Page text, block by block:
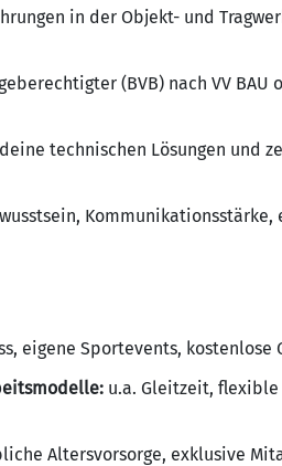
in der Objekt- und
(BVB) nach VV BAU
technischen Lösungen und
eigene Sportevents, kostenlose
u.a. Gleitzeit,
Altersvorsorge, exklusive